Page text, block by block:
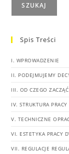
SZUKAJ
Spis Treści
I. WPROWADZENIE
II. PODEJMUJEMY
III. OD CZEGO
IV. STRUKTURA
V. TECHNICZNE
VI. ESTETYKA PRACY
VII. REGULACJE